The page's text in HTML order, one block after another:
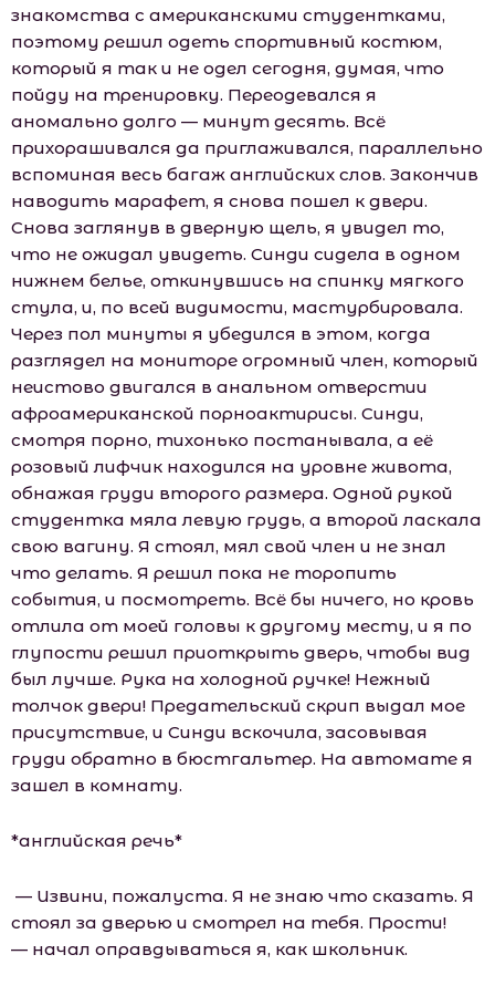
знакомства с американскими студентками,
поэтому решил одеть спортивный костюм,
который я так и не одел сегодня, думая, что
пойду на тренировку. Переодевался я
аномально долго — минут десять. Всё
прихорашивался да приглаживался, параллельно
вспоминая весь багаж английских слов. Закончив
наводить марафет, я снова пошел к двери.
Снова заглянув в дверную щель, я увидел то,
что не ожидал увидеть. Синди сидела в одном
нижнем белье, откинувшись на спинку мягкого
стула, и, по всей видимости, мастурбировала.
Через пол минуты я убедился в этом, когда
разглядел на мониторе огромный член, который
неистово двигался в анальном отверстии
афроамериканской порноактирисы. Синди,
смотря порно, тихонько постанывала, а её
розовый лифчик находился на уровне живота,
обнажая груди второго размера. Одной рукой
студентка мяла левую грудь, а второй ласкала
свою вагину. Я стоял, мял свой член и не знал
что делать. Я решил пока не торопить
события, и посмотреть. Всё бы ничего, но кровь
отлила от моей головы к другому месту, и я по
глупости решил приоткрыть дверь, чтобы вид
был лучше. Рука на холодной ручке! Нежный
толчок двери! Предательский скрип выдал мое
присутствие, и Синди вскочила, засовывая
груди обратно в бюстгальтер. На автомате я
зашел в комнату.
*английская речь*
— Извини, пожалуста. Я не знаю что сказать. Я
стоял за дверью и смотрел на тебя. Прости!
— начал оправдываться я, как шкoльник.